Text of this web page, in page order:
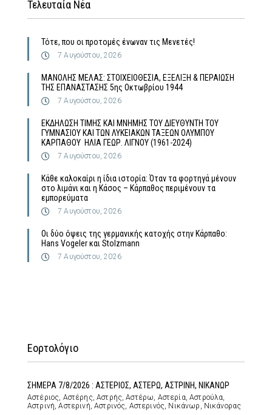
Τελευταία Νέα
Τότε, που οι προτομές ένωναν τις Μενετές!
7 Αυγούστου, 2026
MΑΝΟΛΗΣ ΜΕΛΑΣ: ΣΤΟΙΧΕΙΟΘΕΣΙΑ, ΕΞΕΛΙΞΗ & ΠΕΡΑΙΩΣΗ
ΤΗΣ ΕΠΑΝΑΣΤΑΣΗΣ 5ης Οκτωβρίου 1944
7 Αυγούστου, 2026
ΕΚΔΗΛΩΣΗ ΤΙΜΗΣ ΚΑΙ ΜΝΗΜΗΣ ΤΟΥ ΔΙΕΥΘΥΝΤΗ ΤΟΥ
ΓΥΜΝΑΣΙΟΥ ΚΑΙ ΤΩΝ ΛΥΚΕΙΑΚΩΝ ΤΑΞΕΩΝ ΟΛΥΜΠΟΥ
ΚΑΡΠΑΘΟΥ ΗΛΙΑ ΓΕΩΡ. ΛΙΓΝΟΥ (1961-2024)
7 Αυγούστου, 2026
Κάθε καλοκαίρι η ίδια ιστορία: Όταν τα φορτηγά μένουν
στο λιμάνι και η Κάσος – Κάρπαθος περιμένουν τα
εμπορεύματα
7 Αυγούστου, 2026
Οι δύο όψεις της γερμανικής κατοχής στην Κάρπαθο:
Hans Vogeler και Stolzmann
7 Αυγούστου, 2026
Εορτολόγιο
ΣΗΜΕΡΑ 7/8/2026 : ΑΣΤΕΡΙΟΣ, ΑΣΤΕΡΩ, ΑΣΤΡΙΝΗ, ΝΙΚΑΝΩΡ
Αστέριος, Αστέρης, Αστρής, Αστέρω, Αστερία, Αστρούλα,
Αστρινή, Αστερινή, Αστρινός, Αστερινός, Νικάνωρ, Νικάνορας